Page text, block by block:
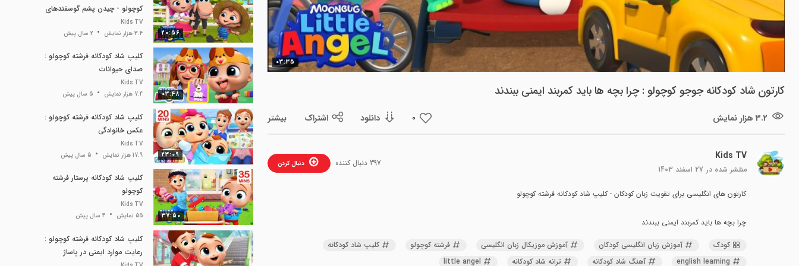
03:35
کارتون شاد کودکانه جوجو کوچولو : چرا بچه ها باید کمربند ایمنی ببندند
3.2 هزار نمایش 0 دانلود اشتراک بیشتر
Kids TV
منتشر شده در 27 اسفند 1403
دنبال کردن 397 دنبال کننده
کارتون های انگلیسی برای تقویت زبان کودکان - کلیپ شاد کودکانه فرشته کوچولو
چرا بچه ها باید کمربند ایمنی ببندند
کودک
آموزش زبان انگلیسی کودکان آموزش موزیکال زبان انگلیسی فرشته کوچولو
کلیپ شاد کودکانه
english learning
آهنگ شاد کودکانه ترانه شاد کودکانه little angel
20:56
کوچولو - چیدن پشم گوسفندهای
مزرعه
Kids TV
3.4 هزار نمایش
2 سال پیش
03:48
کلیپ شاد کودکانه فرشته کوچولو :
صدای حیوانات
Kids TV
7.4 هزار نمایش
5 سال پیش
23:09
کلیپ شاد کودکانه فرشته کوچولو :
عکس خانوادگی
Kids TV
17.9 هزار نمایش
5 سال پیش
37:50
کلیپ شاد کودکانه پرستار فرشته
کوچولو
Kids TV
55 نمایش
4 سال پیش
کلیپ شاد کودکانه فرشته کوچولو :
رعایت موارد ایمنی در پاساژ